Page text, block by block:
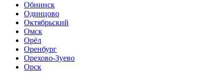
Обнинск
Одинцово
Октябрьский
Омск
Орёл
Оренбург
Орехово-Зуево
Орск